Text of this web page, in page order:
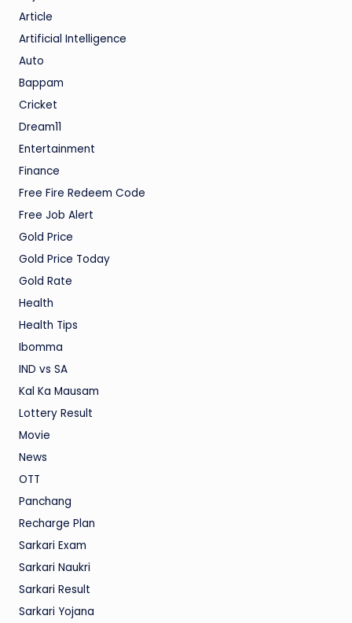
Article
Artificial Intelligence
Auto
Bappam
Cricket
Dream11
Entertainment
Finance
Free Fire Redeem Code
Free Job Alert
Gold Price
Gold Price Today
Gold Rate
Health
Health Tips
Ibomma
IND vs SA
Kal Ka Mausam
Lottery Result
Movie
News
OTT
Panchang
Recharge Plan
Sarkari Exam
Sarkari Naukri
Sarkari Result
Sarkari Yojana